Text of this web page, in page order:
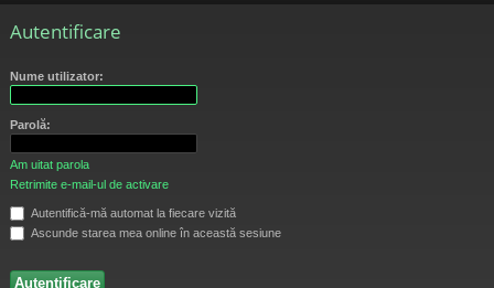
pi
Autentificare
Nume utilizator:
Parolă:
Am uitat parola
Retrimite e-mail-ul de activare
Autentifică-mă automat la fiecare vizită
Ascunde starea mea online în această sesiune